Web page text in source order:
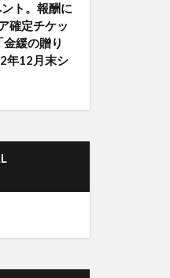
ト。報酬に
確定チケッ
金緩の贈り
年12月末シ